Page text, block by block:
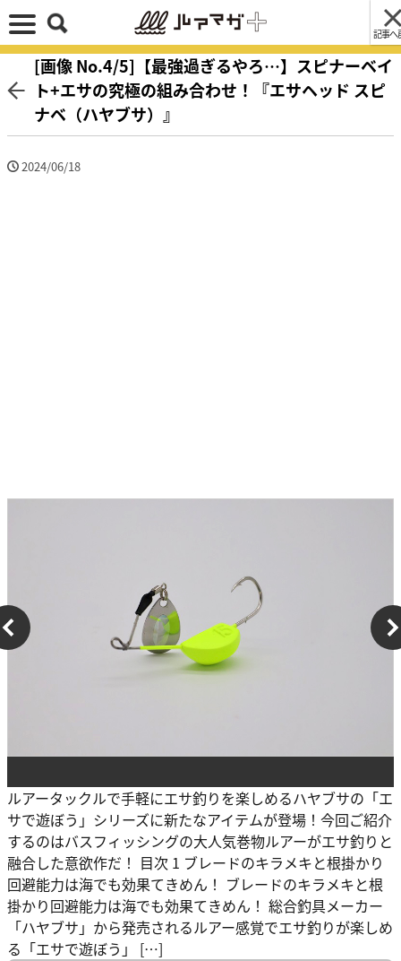
記事へ
[画像 No.4/5]【最強過ぎるやろ…】スピナーベイ
ト+エサの究極の組み合わせ！『エサヘッド スピ
ナベ（ハヤブサ）』
2024/06/18
ルアータックルで手軽にエサ釣りを楽しめるハヤブサの「エ
サで遊ぼう」シリーズに新たなアイテムが登場！今回ご紹介
するのはバスフィッシングの大人気巻物ルアーがエサ釣りと
融合した意欲作だ！ 目次 1 ブレードのキラメキと根掛かり
回避能力は海でも効果てきめん！ ブレードのキラメキと根
掛かり回避能力は海でも効果てきめん！ 総合釣具メーカー
「ハヤブサ」から発売されるルアー感覚でエサ釣りが楽しめ
る「エサで遊ぼう」 […]